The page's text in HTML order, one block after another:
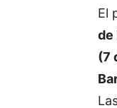
El
de
(7